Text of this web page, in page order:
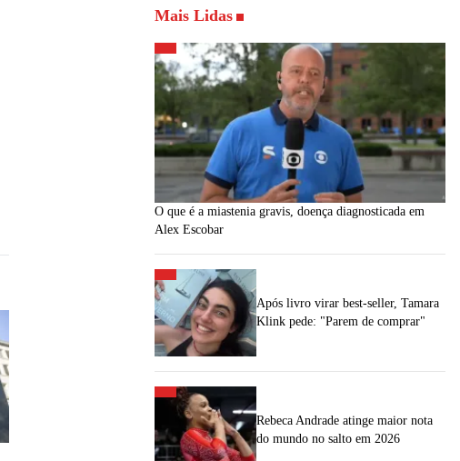
Mais Lidas
O que é a miastenia gravis, doença diagnosticada em
Alex Escobar
Após livro virar best-seller, Tamara
Klink pede: "Parem de comprar"
Rebeca Andrade atinge maior nota
do mundo no salto em 2026